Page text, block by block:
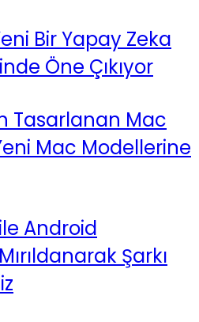
Bir Yapay Zeka
Öne Çıkıyor
Tasarlanan Mac
Mac Modellerine
Android
Şarkı